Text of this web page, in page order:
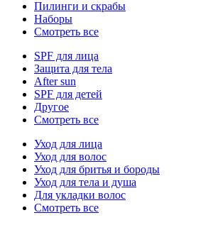
Пилинги и скрабы
Наборы
Смотреть все
SPF для лица
Защита для тела
After sun
SPF для детей
Другое
Смотреть все
Уход для лица
Уход для волос
Уход для бритья и бороды
Уход для тела и душа
Для укладки волос
Смотреть все